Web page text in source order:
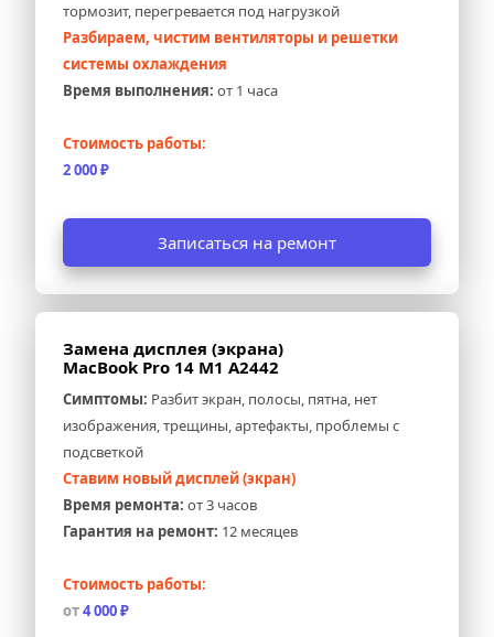
тормозит, перегревается под нагрузкой
Разбираем, чистим вентиляторы и решетки
системы охлаждения
Время выполнения: от 1 часа
Стоимость работы:
2 000 ₽
Записаться на ремонт
Замена дисплея (экрана)
MacBook Pro 14 M1 A2442
Симптомы: Разбит экран, полосы, пятна, нет
изображения, трещины, артефакты, проблемы с
подсветкой
Ставим новый дисплей (экран)
Время ремонта: от 3 часов
Гарантия на ремонт: 12 месяцев
Стоимость работы:
от 4 000 ₽